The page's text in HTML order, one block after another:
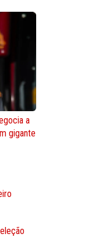
a
gigante